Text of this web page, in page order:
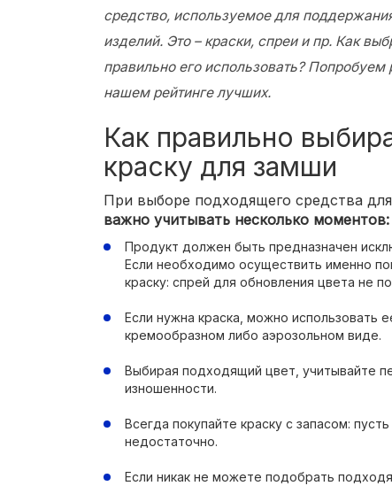
средство, используемое для
изделий. Это – краски, спреи и пр. Как
правильно его использовать?
нашем рейтинге лучших.
Как правильно
краску для замши
При выборе подходящего средства
важно учитывать несколько моментов:
Продукт должен быть предназначен
Если необходимо осуществить именно
краску: спрей для обновления цвета не
Если нужна краска, можно использовать
кремообразном либо аэрозольном виде.
Выбирая подходящий цвет, учитывайте
изношенности.
Всегда покупайте краску с запасом:
недостаточно.
Если никак не можете подобрать